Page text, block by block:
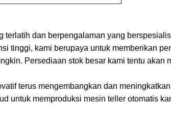
dan berpengalaman yang
tinggi, kami berupaya untuk memberikan
Persediaan stok besar kami tentu akan
terus mengembangkan dan
untuk memproduksi mesin teller otomatis